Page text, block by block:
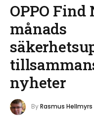
OPPO
månads
nyheter
ByRasmus Hellmyrs